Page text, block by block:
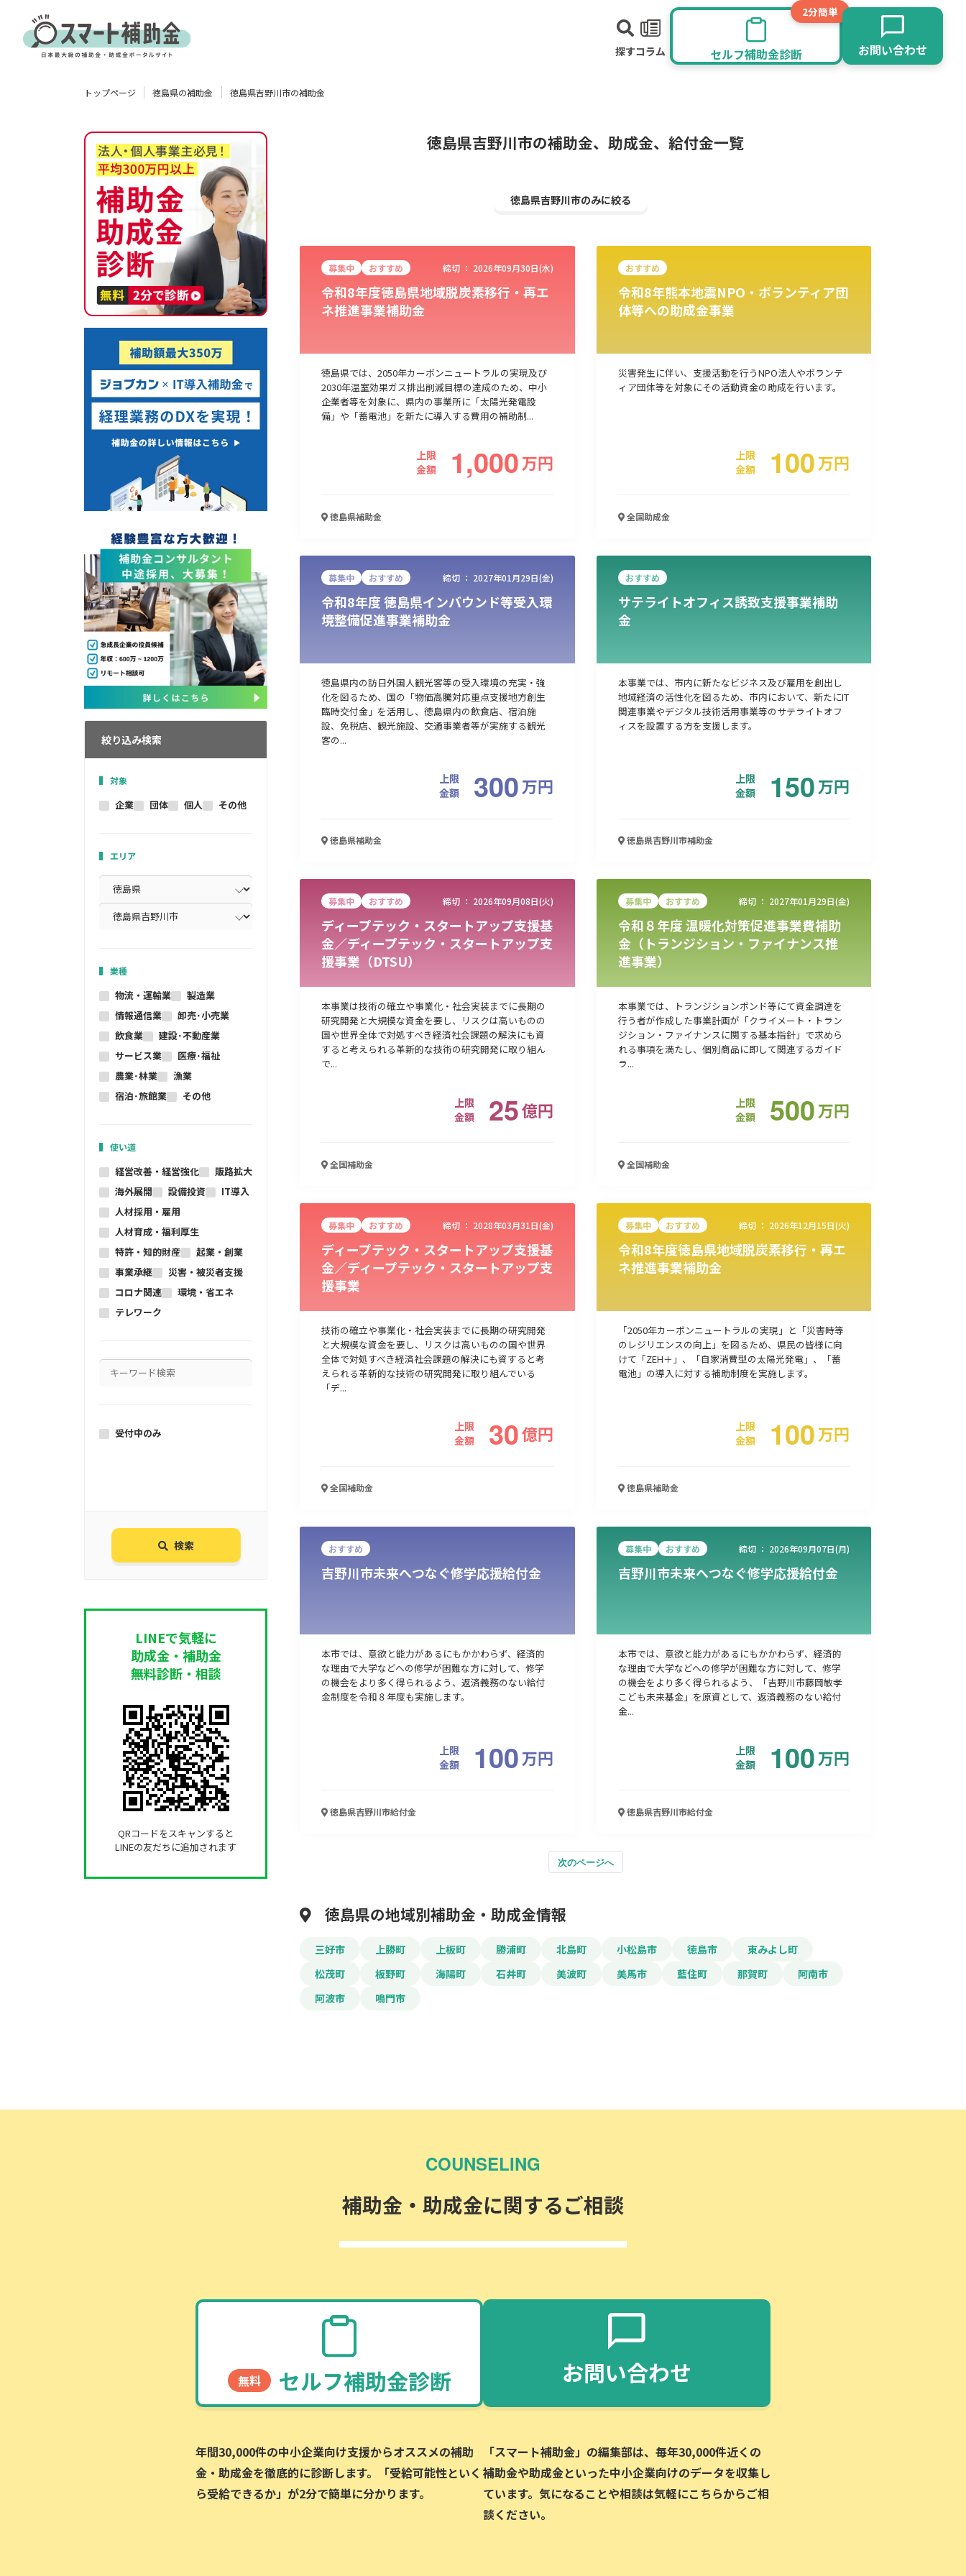
探すコラム
2分簡単
セルフ補助金診断 お問い合わせ
製造業 情報通信業 卸売･小売業 建設･不動産業 サービス業 医療･福祉 農業･林業 宿泊･旅館業 その他
販路拡大 海外展開
検索
トップページ 徳島県の補助金 徳島県吉野川市の補助金
絞り込み検索
対象
企業 団体 個人 その他
エリア
業種
物流・運輸業
製造業
情報通信業
卸売･小売業
飲食業
建設･不動産業
サービス業
医療･福祉
農業･林業
漁業
宿泊･旅館業
その他
使い道
経営改善・経営強化
販路拡大
海外展開
設備投資
IT導入
人材採用・雇用
人材育成・福利厚生
特許・知的財産
起業・創業
事業承継
災害・被災者支援
コロナ関連
環境・省エネ
テレワーク
受付中のみ
検索
LINEで気軽に
助成金・補助金
無料診断・相談
QRコードをスキャンすると
LINEの友だちに追加されます
徳島県吉野川市の補助金、助成金、給付金一覧
徳島県吉野川市のみに絞る
募集中 おすすめ 締切 ： 2026年09月30日(水)
令和8年度徳島県地域脱炭素移行・再エ
ネ推進事業補助金
徳島県では、2050年カーボンニュートラルの実現及び
2030年温室効果ガス排出削減目標の達成のため、中小
企業者等を対象に、県内の事業所に「太陽光発電設
備」や「蓄電池」を新たに導入する費用の補助制...
上限
金額
1,000万円
徳島県補助金
おすすめ
令和8年熊本地震NPO・ボランティア団
体等への助成金事業
災害発生に伴い、支援活動を行うNPO法人やボランテ
ィア団体等を対象にその活動資金の助成を行います。
上限
金額
100万円
全国助成金
募集中 おすすめ 締切 ： 2027年01月29日(金)
令和8年度 徳島県インバウンド等受入環
境整備促進事業補助金
徳島県内の訪日外国人観光客等の受入環境の充実・強
化を図るため、国の「物価高騰対応重点支援地方創生
臨時交付金」を活用し、徳島県内の飲食店、宿泊施
設、免税店、観光施設、交通事業者等が実施する観光
客の...
上限
金額
300万円
徳島県補助金
おすすめ
サテライトオフィス誘致支援事業補助
金
本事業では、市内に新たなビジネス及び雇用を創出し
地域経済の活性化を図るため、市内において、新たにIT
関連事業やデジタル技術活用事業等のサテライトオフ
ィスを設置する方を支援します。
上限
金額
150万円
徳島県吉野川市補助金
募集中 おすすめ 締切 ： 2026年09月08日(火)
ディープテック・スタートアップ支援基
金／ディープテック・スタートアップ支
援事業（DTSU）
本事業は技術の確立や事業化・社会実装までに長期の
研究開発と大規模な資金を要し、リスクは高いものの
国や世界全体で対処すべき経済社会課題の解決にも資
すると考えられる革新的な技術の研究開発に取り組ん
で...
上限
金額
25億円
全国補助金
募集中 おすすめ 締切 ： 2027年01月29日(金)
令和８年度 温暖化対策促進事業費補助
金（トランジション・ファイナンス推
進事業）
本事業では、トランジションボンド等にて資金調達を
行う者が作成した事業計画が「クライメート・トラン
ジション・ファイナンスに関する基本指針」で求めら
れる事項を満たし、個別商品に即して関連するガイド
ラ...
上限
金額
500万円
全国補助金
募集中 おすすめ 締切 ： 2028年03月31日(金)
ディープテック・スタートアップ支援基
金／ディープテック・スタートアップ支
援事業
技術の確立や事業化・社会実装までに長期の研究開発
と大規模な資金を要し、リスクは高いものの国や世界
全体で対処すべき経済社会課題の解決にも資すると考
えられる革新的な技術の研究開発に取り組んでいる
「デ...
上限
金額
30億円
全国補助金
募集中 おすすめ 締切 ： 2026年12月15日(火)
令和8年度徳島県地域脱炭素移行・再エ
ネ推進事業補助金
「2050年カーボンニュートラルの実現」と「災害時等
のレジリエンスの向上」を図るため、県民の皆様に向
けて「ZEH＋」、「自家消費型の太陽光発電」、「蓄
電池」の導入に対する補助制度を実施します。
上限
金額
100万円
徳島県補助金
おすすめ
吉野川市未来へつなぐ修学応援給付金
本市では、意欲と能力があるにもかかわらず、経済的
な理由で大学などへの修学が困難な方に対して、修学
の機会をより多く得られるよう、返済義務のない給付
金制度を令和８年度も実施します。
上限
金額
100万円
徳島県吉野川市給付金
募集中 おすすめ 締切 ： 2026年09月07日(月)
吉野川市未来へつなぐ修学応援給付金
本市では、意欲と能力があるにもかかわらず、経済的
な理由で大学などへの修学が困難な方に対して、修学
の機会をより多く得られるよう、「吉野川市藤岡敏孝
こども未来基金」を原資として、返済義務のない給付
金...
上限
金額
100万円
徳島県吉野川市給付金
次のページへ
徳島県の地域別補助金・助成金情報
三好市 上勝町 上板町 勝浦町 北島町 小松島市 徳島市
東みよし町
松茂町
板野町 海陽町 石井町 美波町 美馬市 藍住町 那賀町
阿南市
阿波市
鳴門市
COUNSELING
補助金・助成金に関するご相談
無料 セルフ補助金診断
年間30,000件の中小企業向け支援からオススメの補助
金・助成金を徹底的に診断します。「受給可能性といく
ら受給できるか」が2分で簡単に分かります。
お問い合わせ
「スマート補助金」の編集部は、毎年30,000件近くの
補助金や助成金といった中小企業向けのデータを収集し
ています。気になることや相談は気軽にこちらからご相
談ください。